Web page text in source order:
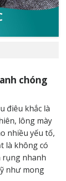
chóng
điêu khắc là
lông mày
nhiều yếu tố,
là không có
rụng nhanh
như mong